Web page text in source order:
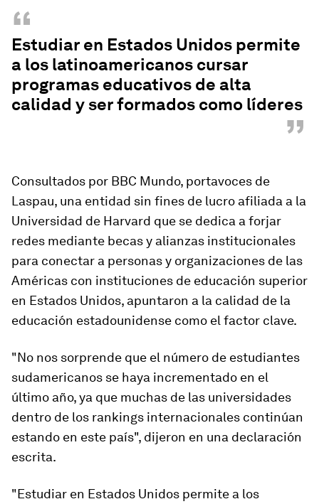
“
Estudiar en Estados Unidos permite
a los latinoamericanos cursar
programas educativos de alta
calidad y ser formados como líderes
”
Consultados por BBC Mundo, portavoces de
Laspau, una entidad sin fines de lucro afiliada a la
Universidad de Harvard que se dedica a forjar
redes mediante becas y alianzas institucionales
para conectar a personas y organizaciones de las
Américas con instituciones de educación superior
en Estados Unidos, apuntaron a la calidad de la
educación estadounidense como el factor clave.
"No nos sorprende que el número de estudiantes
sudamericanos se haya incrementado en el
último año, ya que muchas de las universidades
dentro de los rankings internacionales continúan
estando en este país", dijeron en una declaración
escrita.
"Estudiar en Estados Unidos permite a los